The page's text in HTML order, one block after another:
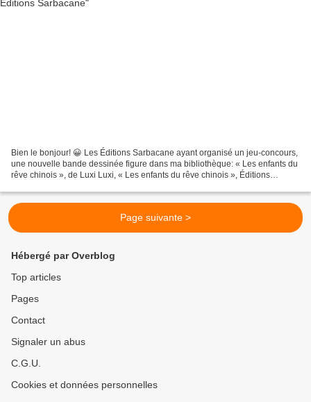
Bien le bonjour! 😀 Les Éditions Sarbacane ayant organisé un jeu-concours,
une nouvelle bande dessinée figure dans ma bibliothèque: « Les enfants du
rêve chinois », de Luxi Luxi, « Les enfants du rêve chinois », Éditions
Page suivante >
Hébergé par Overblog
Top articles
Pages
Contact
Signaler un abus
C.G.U.
Cookies et données personnelles